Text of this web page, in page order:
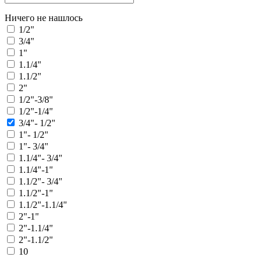
Ничего не нашлось
1/2"
3/4"
1"
1.1/4"
1.1/2"
2"
1/2"-3/8"
1/2"-1/4"
3/4"- 1/2"
1"- 1/2"
1"- 3/4"
1.1/4"- 3/4"
1.1/4"-1"
1.1/2"- 3/4"
1.1/2"-1"
1.1/2"-1.1/4"
2"-1"
2"-1.1/4"
2"-1.1/2"
10